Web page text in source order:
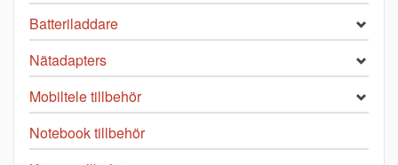
Batteriladdare
Nätadapters
Mobiltele tillbehör
Notebook tillbehör